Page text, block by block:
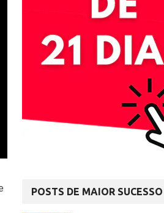
POSTS DE MAIOR SUCESSO